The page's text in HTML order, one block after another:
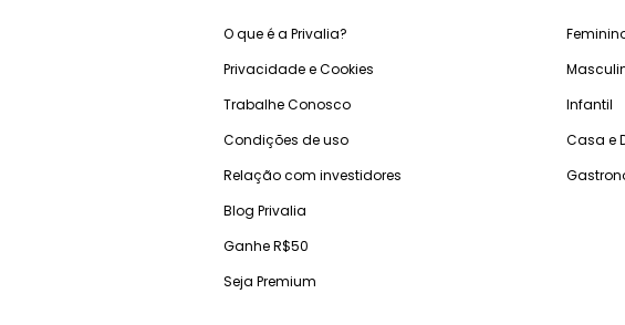
O que é a Privalia?
Privacidade e Cookies
Trabalhe Conosco
Condições de uso
Relação com investidores
Blog Privalia
Ganhe R$50
Seja Premium
Infantil
Casa e